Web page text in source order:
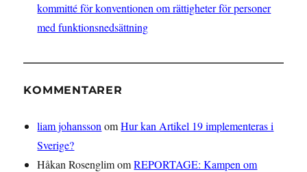
kommitté för konventionen om rättigheter för personer
med funktionsnedsättning
KOMMENTARER
liam johansson omHur kan Artikel 19 implementeras i
Sverige?
Håkan RosenglimomREPORTAGE: Kampen om